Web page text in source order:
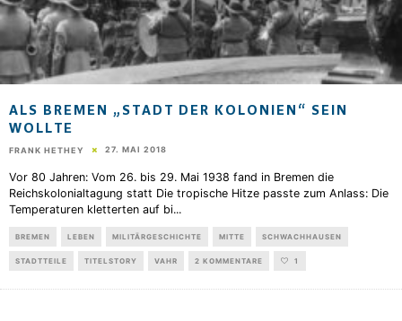
ALS BREMEN „STADT DER KOLONIEN“ SEIN
WOLLTE
FRANK HETHEY 27. MAI 2018
Vor 80 Jahren: Vom 26. bis 29. Mai 1938 fand in Bremen die
Reichskolonialtagung statt Die tropische Hitze passte zum Anlass: Die
Temperaturen kletterten auf bi...
BREMEN LEBEN MILITÄRGESCHICHTE MITTE SCHWACHHAUSEN
STADTTEILE TITELSTORY VAHR 2 KOMMENTARE 1